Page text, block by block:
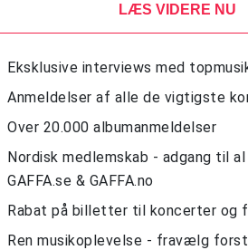
LÆS VIDERE NU
Eksklusive interviews med
Anmeldelser af alle de vigtigste
Over 20.000 albumanmeldelser
Nordisk medlemskab - adgang til
GAFFA.se & GAFFA.no
Rabat på billetter til koncerter og
Ren musikoplevelse - fravælg